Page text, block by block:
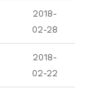
2018-
02-28
2018-
02-22